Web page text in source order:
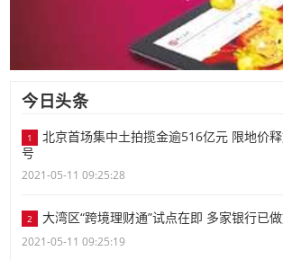
今日头条
1
北京首场集中土拍揽金逾516亿元 限地价
号
2021-05-11 09:25:28
2 大湾区“跨境理财通”试点在即 多家银行已
2021-05-11 09:25:19